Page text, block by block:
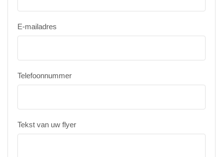
E-mailadres
Telefoonnummer
Tekst van uw flyer